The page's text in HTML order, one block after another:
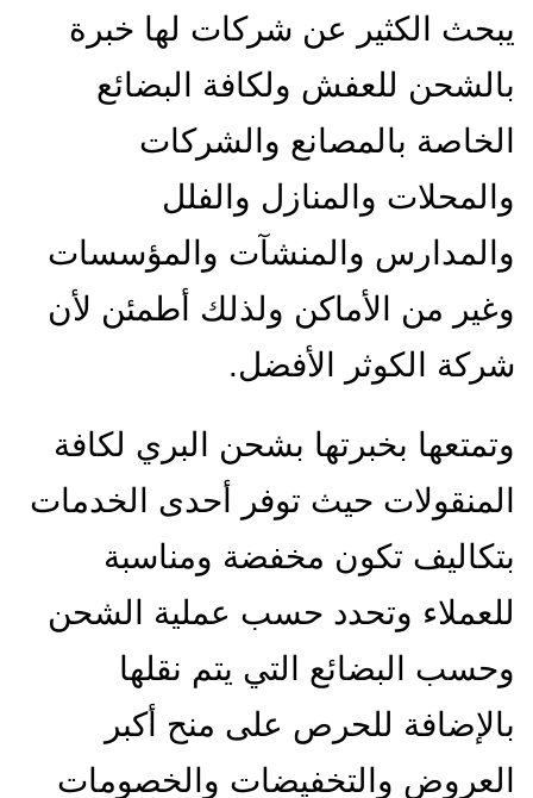
يبحث الكثير عن شركات لها خبرة
بالشحن للعفش ولكافة البضائع
الخاصة بالمصانع والشركات
والمحلات والمنازل والفلل
والمدارس والمنشآت والمؤسسات
وغير من الأماكن ولذلك أطمئن لأن
شركة الكوثر الأفضل.
وتمتعها بخبرتها بشحن البري لكافة
المنقولات حيث توفر أحدى الخدمات
بتكاليف تكون مخفضة ومناسبة
للعملاء وتحدد حسب عملية الشحن
وحسب البضائع التي يتم نقلها
بالإضافة للحرص على منح أكبر
العروض والتخفيضات والخصومات